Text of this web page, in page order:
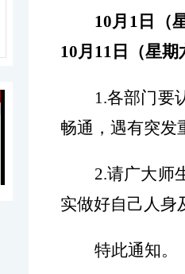
10月1日（
10月11日（星期
1.各部门要
畅通 ， 遇有突发
2.请广大师
实做好自己 人身
特此通知。